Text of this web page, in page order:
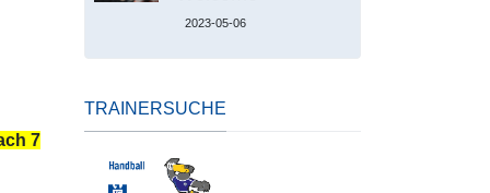
7
2023-05-06
TRAINERSUCHE